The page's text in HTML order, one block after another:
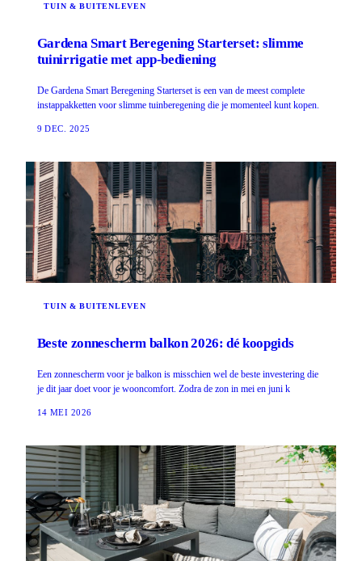
TUIN & BUITENLEVEN
Gardena Smart Beregening Starterset: slimme
tuinirrigatie met app-bediening
De Gardena Smart Beregening Starterset is een van de meest complete
instappakketten voor slimme tuinberegening die je momenteel kunt kopen.
9 DEC. 2025
TUIN & BUITENLEVEN
Beste zonnescherm balkon 2026: dé koopgids
Een zonnescherm voor je balkon is misschien wel de beste investering die
je dit jaar doet voor je wooncomfort. Zodra de zon in mei en juni k
14 MEI 2026